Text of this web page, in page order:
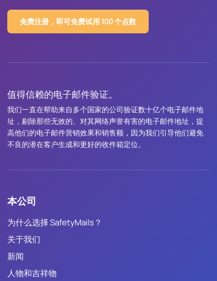
免费注册，即可免费试用 100 个点数
值得信赖的电子邮件验证。
我们一直在帮助来自多个国家的公司验证数十亿个电子邮件地
址，剔除那些无效的、对其网络声誉有害的电子邮件地址，提
高他们的电子邮件营销效果和销售额，因为我们引导他们避免
不良的潜在客户生成和更好的收件箱定位。
本公司
为什么选择 SafetyMails？
关于我们
新闻
人物和吉祥物